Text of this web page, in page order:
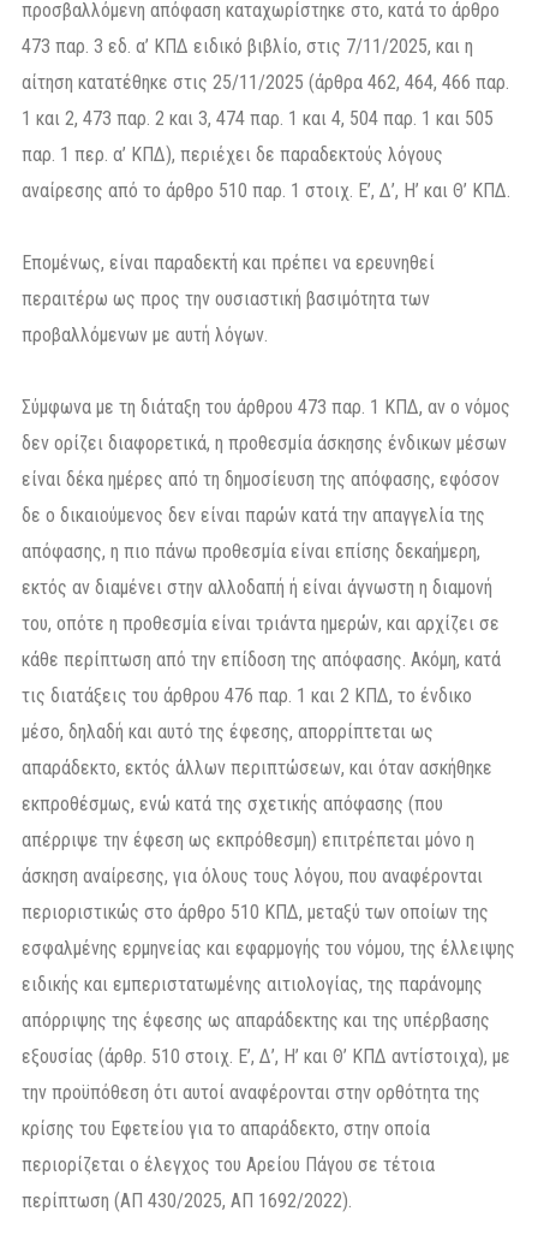
προσβαλλόμενη απόφαση καταχωρίστηκε στο, κατά το άρθρο
473 παρ. 3 εδ. α’ ΚΠΔ ειδικό βιβλίο, στις 7/11/2025, και η
αίτηση κατατέθηκε στις 25/11/2025 (άρθρα 462, 464, 466 παρ.
1 και 2, 473 παρ. 2 και 3, 474 παρ. 1 και 4, 504 παρ. 1 και 505
παρ. 1 περ. α’ ΚΠΔ), περιέχει δε παραδεκτούς λόγους
αναίρεσης από το άρθρο 510 παρ. 1 στοιχ. Ε’, Δ’, Η’ και Θ’ ΚΠΔ.
Επομένως, είναι παραδεκτή και πρέπει να ερευνηθεί
περαιτέρω ως προς την ουσιαστική βασιμότητα των
προβαλλόμενων με αυτή λόγων.
Σύμφωνα με τη διάταξη του άρθρου 473 παρ. 1 ΚΠΔ, αν ο νόμος
δεν ορίζει διαφορετικά, η προθεσμία άσκησης ένδικων μέσων
είναι δέκα ημέρες από τη δημοσίευση της απόφασης, εφόσον
δε ο δικαιούμενος δεν είναι παρών κατά την απαγγελία της
απόφασης, η πιο πάνω προθεσμία είναι επίσης δεκαήμερη,
εκτός αν διαμένει στην αλλοδαπή ή είναι άγνωστη η διαμονή
του, οπότε η προθεσμία είναι τριάντα ημερών, και αρχίζει σε
κάθε περίπτωση από την επίδοση της απόφασης. Ακόμη, κατά
τις διατάξεις του άρθρου 476 παρ. 1 και 2 ΚΠΔ, το ένδικο
μέσο, δηλαδή και αυτό της έφεσης, απορρίπτεται ως
απαράδεκτο, εκτός άλλων περιπτώσεων, και όταν ασκήθηκε
εκπροθέσμως, ενώ κατά της σχετικής απόφασης (που
απέρριψε την έφεση ως εκπρόθεσμη) επιτρέπεται μόνο η
άσκηση αναίρεσης, για όλους τους λόγου, που αναφέρονται
περιοριστικώς στο άρθρο 510 ΚΠΔ, μεταξύ των οποίων της
εσφαλμένης ερμηνείας και εφαρμογής του νόμου, της έλλειψης
ειδικής και εμπεριστατωμένης αιτιολογίας, της παράνομης
απόρριψης της έφεσης ως απαράδεκτης και της υπέρβασης
εξουσίας (άρθρ. 510 στοιχ. Ε’, Δ’, Η’ και Θ’ ΚΠΔ αντίστοιχα), με
την προϋπόθεση ότι αυτοί αναφέρονται στην ορθότητα της
κρίσης του Εφετείου για το απαράδεκτο, στην οποία
περιορίζεται ο έλεγχος του Αρείου Πάγου σε τέτοια
περίπτωση (ΑΠ 430/2025, ΑΠ 1692/2022).